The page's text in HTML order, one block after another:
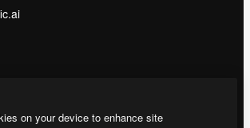
on your device to enhance site